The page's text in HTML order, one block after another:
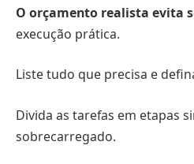
O orçamento realista evita
execução prática.
Liste tudo que precisa e
Divida as tarefas em etapas
sobrecarregado.